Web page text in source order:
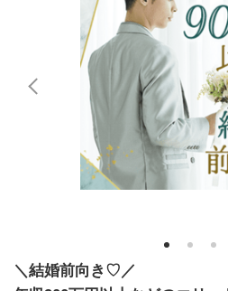
1 2 3
＼結婚前向き♡／